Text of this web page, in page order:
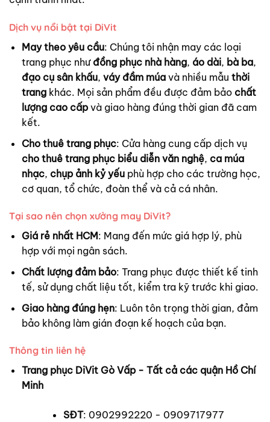
Dịch vụ nổi bật tại DiVit
May theo yêu cầu: Chúng tôi nhận may các loại
trang phục như đồng phục nhà hàng, áo dài, bà ba,
đạo cụ sân khấu, váy đầm múavà nhiều mẫu thời
trangkhác. Mọi sản phẩm đều được đảm bảo chất
lượng cao cấpvà giao hàng đúng thời gian đã cam
kết.
Cho thuê trang phục: Cửa hàng cung cấp dịch vụ
cho thuê trang phục biểu diễn văn nghệ, ca múa
nhạc, chụp ảnh kỷ yếuphù hợp cho các trường học,
cơ quan, tổ chức, đoàn thể và cả cá nhân.
Tại sao nên chọn xưởng may DiVit?
Giá rẻ nhất HCM: Mang đến mức giá hợp lý, phù
hợp với mọi ngân sách.
Chất lượng đảm bảo: Trang phục được thiết kế tinh
tế, sử dụng chất liệu tốt, kiểm tra kỹ trước khi giao.
Giao hàng đúng hẹn: Luôn tôn trọng thời gian, đảm
bảo không làm gián đoạn kế hoạch của bạn.
Thông tin liên hệ
Trang phục DiVit Gò Vấp - Tất cả các quận Hồ Chí
Minh
SĐT: 0902992220 - 0909717977